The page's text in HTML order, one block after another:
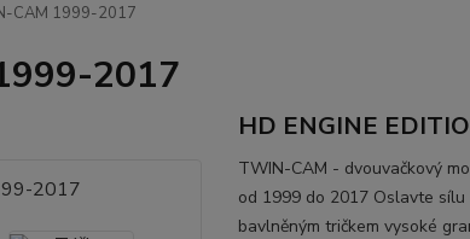
CAM 1999-2017
2017
HD ENGINE
TWIN-CAM - dvouvačkový
od 1999 do 2017 Oslavte
bavlněným tričkem vysoké